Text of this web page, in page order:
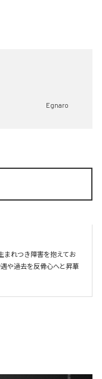
Egnaro
まれつき障害を抱えてお
や過去を反骨心へと昇華